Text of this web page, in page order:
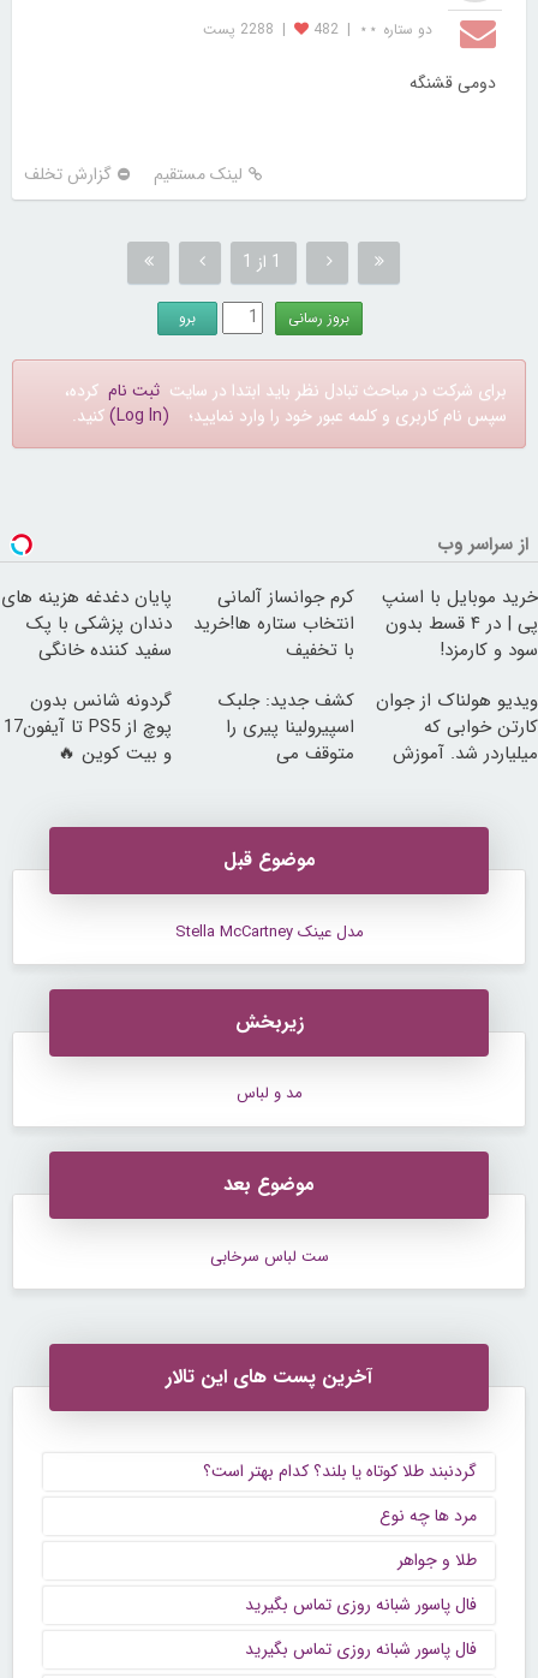
دو ستاره ⋆⋆ |
482
| 2288 پست
دومی قشنگه
لینک مستقیم گزارش تخلف
1 از 1
برای شرکت در مباحث تبادل نظر باید ابتدا در سایت ثبت نام کرده،
سپس نام کاربری و کلمه عبور خود را وارد نمایید؛ (Log In) کنید.
از سراسر وب
خرید موبایل با اسنپ
پی | در ۴ قسط بدون
سود و کارمزد!
کرم جوانساز آلمانی
انتخاب ستاره ها!خرید
با تخفیف
پایان دغدغه هزینه های
دندان پزشکی با پک
سفید کننده خانگی
ویدیو هولناک از جوان
کارتن خوابی که
میلیاردر شد. آموزش
کشف جدید: جلبک
اسپیرولینا پیری را
متوقف می
گردونه شانس بدون
پوچ از PS5 تا آیفون17
و بیت کوین 🔥
موضوع قبل
مدل عینک Stella McCartney
زیربخش
مد و لباس
موضوع بعد
ست لباس سرخابی
آخرین پست های این تالار
گردنبند طلا کوتاه یا بلند؟ کدام بهتر است؟
مرد ها چه نوع
طلا و جواهر
فال پاسور شبانه روزی تماس بگیرید
فال پاسور شبانه روزی تماس بگیرید